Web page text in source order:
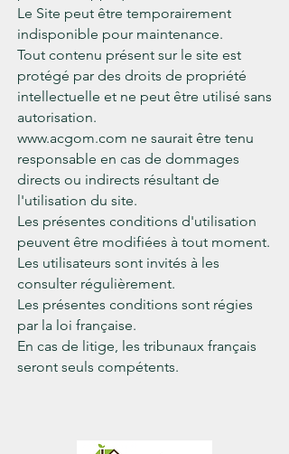
Le Site peut être temporairement
indisponible pour maintenance.
Tout contenu présent sur le site est
protégé par des droits de propriété
intellectuelle et ne peut être utilisé sans
autorisation.
www.acgom.com ne saurait être tenu
responsable en cas de dommages
directs ou indirects résultant de
l'utilisation du site.
Les présentes conditions d'utilisation
peuvent être modifiées à tout moment.
Les utilisateurs sont invités à les
consulter régulièrement.
Les présentes conditions sont régies
par la loi française.
En cas de litige, les tribunaux français
seront seuls compétents.